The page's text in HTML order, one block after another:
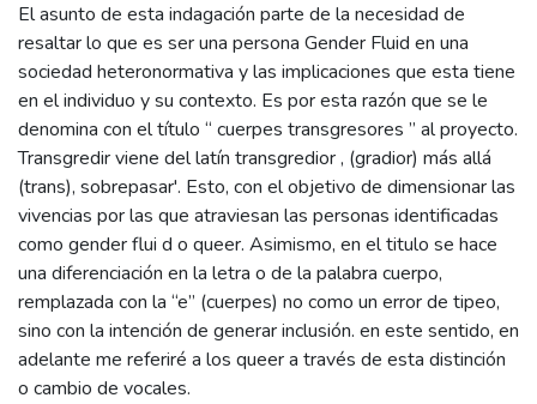
El asunto de esta indagación parte de la necesidad de
resaltar lo que es ser una persona Gender Fluid en una
sociedad heteronormativa y las implicaciones que esta tiene
en el individuo y su contexto. Es por esta razón que se le
denomina con el título “ cuerpes transgresores ” al proyecto.
Transgredir viene del latín transgredior , (gradior) más allá
(trans), sobrepasar'. Esto, con el objetivo de dimensionar las
vivencias por las que atraviesan las personas identificadas
como gender flui d o queer. Asimismo, en el titulo se hace
una diferenciación en la letra o de la palabra cuerpo,
remplazada con la “e” (cuerpes) no como un error de tipeo,
sino con la intención de generar inclusión. en este sentido, en
adelante me referiré a los queer a través de esta distinción
o cambio de vocales.